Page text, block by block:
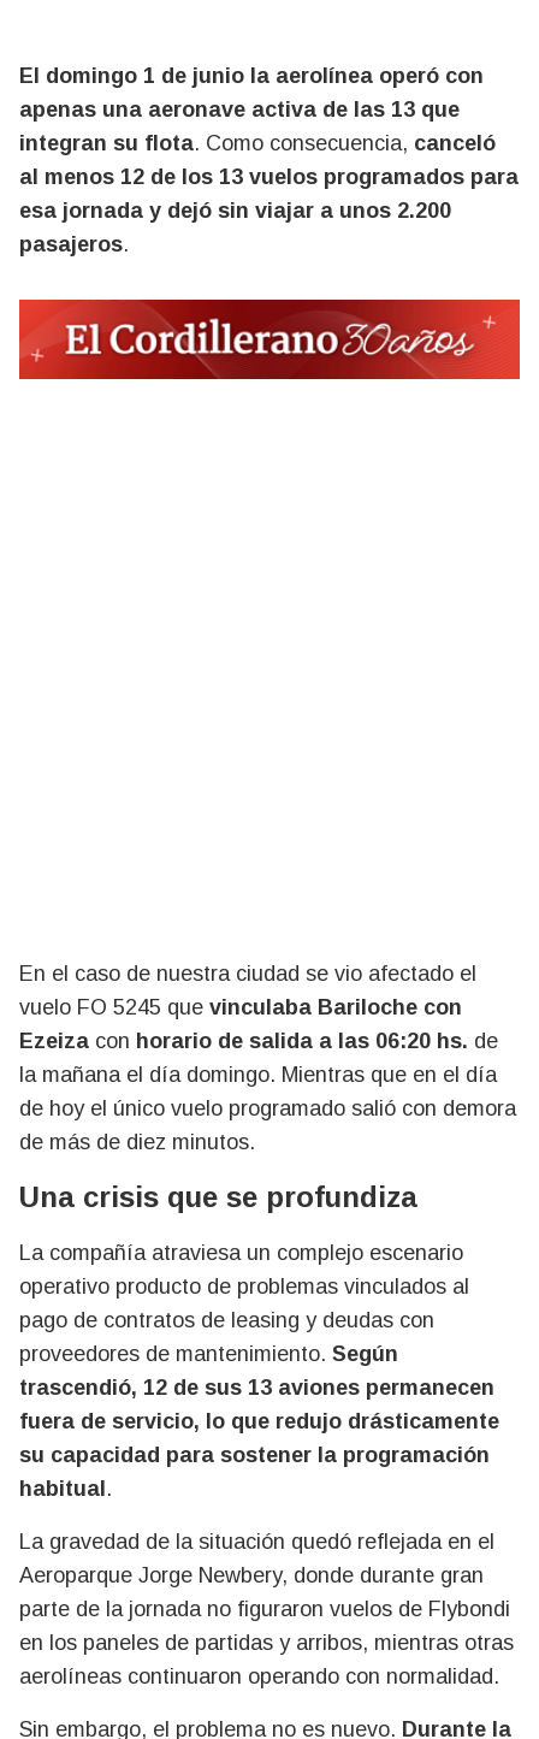
El domingo 1 de junio la aerolínea operó con
apenas una aeronave activa de las 13 que
integran su flota. Como consecuencia, canceló
al menos 12 de los 13 vuelos programados para
esa jornada y dejó sin viajar a unos 2.200
pasajeros.
En el caso de nuestra ciudad se vio afectado el
vuelo FO 5245 que vinculaba Bariloche con
Ezeiza con horario de salida a las 06:20 hs. de
la mañana el día domingo. Mientras que en el día
de hoy el único vuelo programado salió con demora
de más de diez minutos.
Una crisis que se profundiza
La compañía atraviesa un complejo escenario
operativo producto de problemas vinculados al
pago de contratos de leasing y deudas con
proveedores de mantenimiento. Según
trascendió, 12 de sus 13 aviones permanecen
fuera de servicio, lo que redujo drásticamente
su capacidad para sostener la programación
habitual.
La gravedad de la situación quedó reflejada en el
Aeroparque Jorge Newbery, donde durante gran
parte de la jornada no figuraron vuelos de Flybondi
en los paneles de partidas y arribos, mientras otras
aerolíneas continuaron operando con normalidad.
Sin embargo, el problema no es nuevo. Durante la